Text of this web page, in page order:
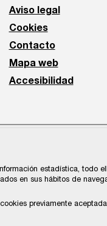
Aviso legal
Cookies
Contacto
Mapa web
Accesibilidad
estadística, todo
en sus hábitos de
previamente